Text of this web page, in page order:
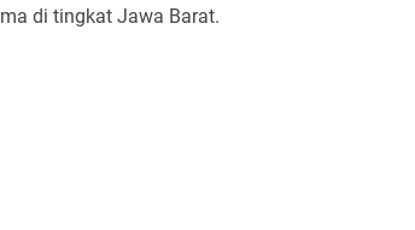
di tingkat Jawa Barat.